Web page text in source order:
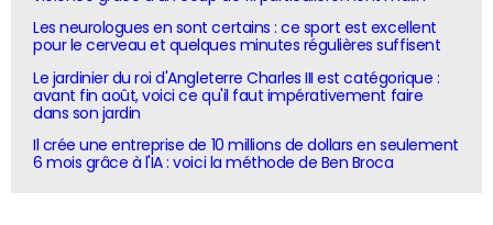
Les neurologues en sont certains : ce sport est excellent
pour le cerveau et quelques minutes régulières suffisent
Le jardinier du roi d'Angleterre Charles III est catégorique :
avant fin août, voici ce qu'il faut impérativement faire
dans son jardin
Il crée une entreprise de 10 millions de dollars en seulement
6 mois grâce à l'IA : voici la méthode de Ben Broca